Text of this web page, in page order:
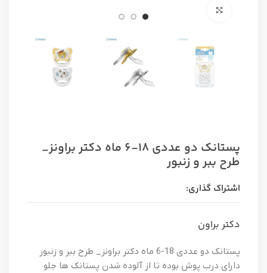
پستانک دو عددی ۱۸-۶ ماه دکتر براونز_
طرح ببر و زنبور
اشتراک گذاری:
دکتر براون
پستانک دو عددی 18-6 ماه دکتر براونز_ طرح ببر و زنبور
دارای درب پوش بوده تا از آلوده شدن پستانک ها جلو